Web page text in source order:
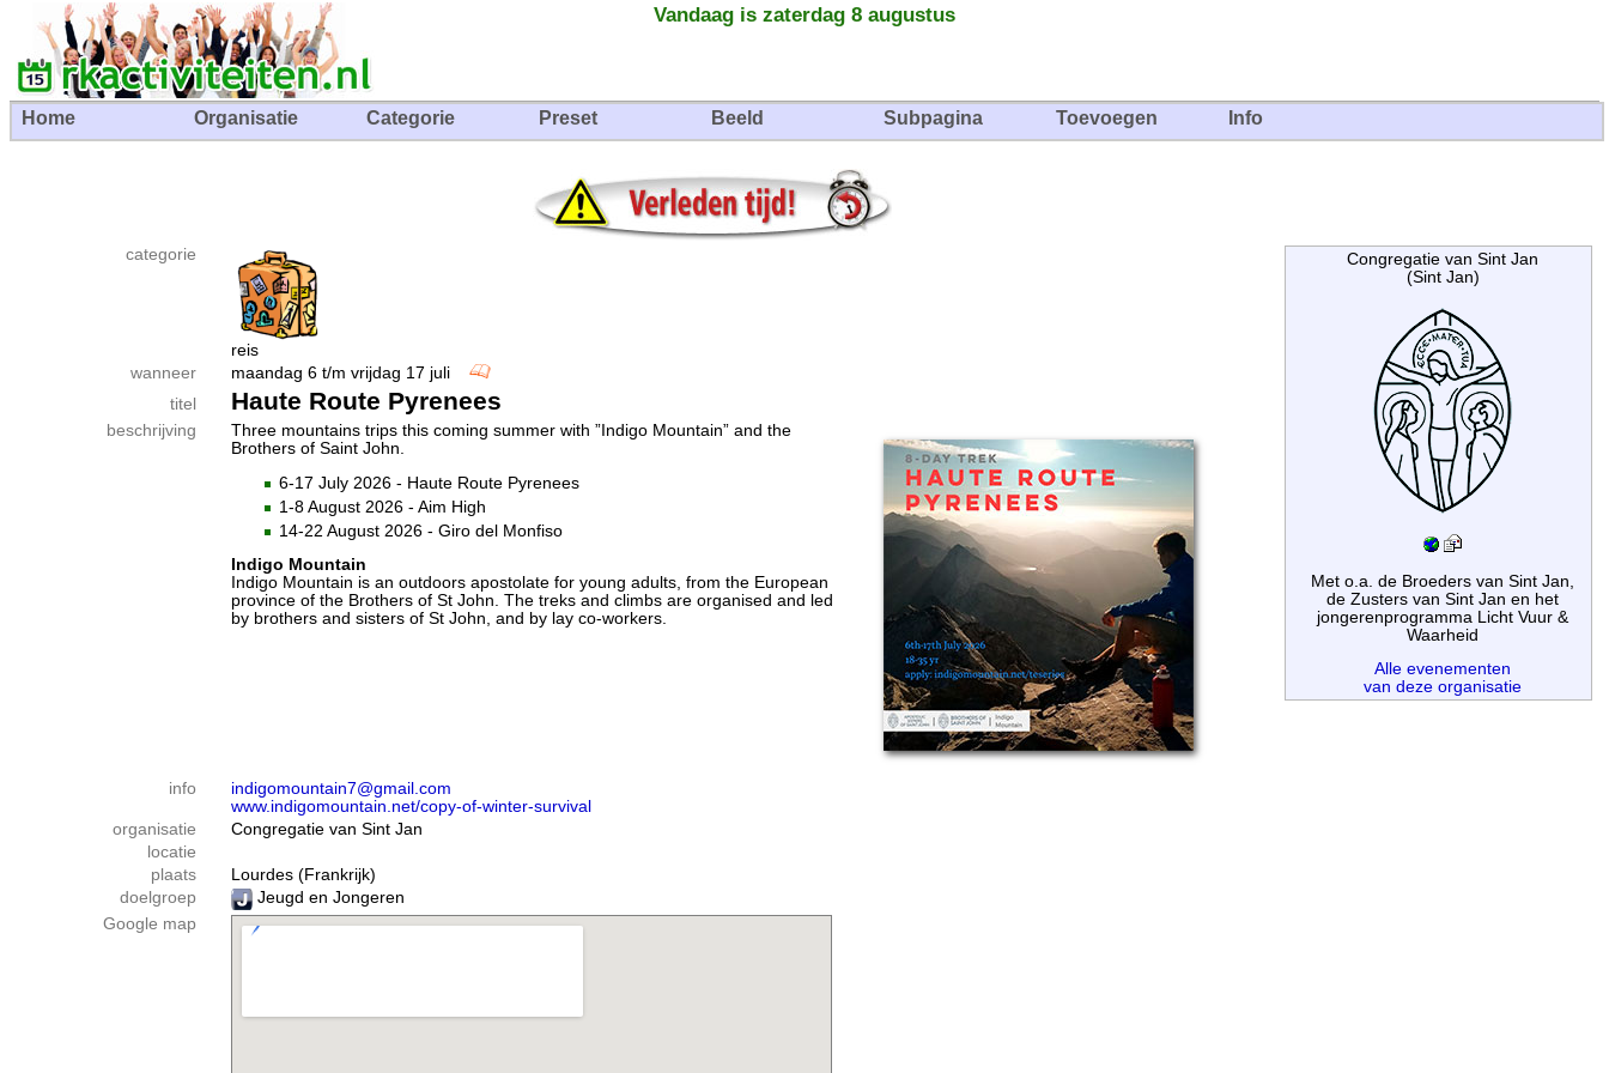
Vandaag is zaterdag 8 augustus
Home Organisatie Categorie Preset Beeld Subpagina Toevoegen Info
categorie
reis
Congregatie van Sint Jan
(Sint Jan)
Met o.a. de Broeders van Sint Jan,
de Zusters van Sint Jan en het
jongerenprogramma Licht Vuur &
Waarheid
Alle evenementen
van deze organisatie
wanneer
maandag 6 t/m vrijdag 17 juli
titel
Haute Route Pyrenees
beschrijving
Three mountains trips this coming summer with ”Indigo Mountain” and the
Brothers of Saint John.
6-17 July 2026 - Haute Route Pyrenees
1-8 August 2026 - Aim High
14-22 August 2026 - Giro del Monfiso
Indigo Mountain
Indigo Mountain is an outdoors apostolate for young adults, from the European
province of the Brothers of St John. The treks and climbs are organised and led
by brothers and sisters of St John, and by lay co-workers.
info
indigomountain7@gmail.com
www.indigomountain.net/copy-of-winter-survival
organisatie
Congregatie van Sint Jan
locatie
plaats
Lourdes (Frankrijk)
doelgroep
Jeugd en Jongeren
Google map